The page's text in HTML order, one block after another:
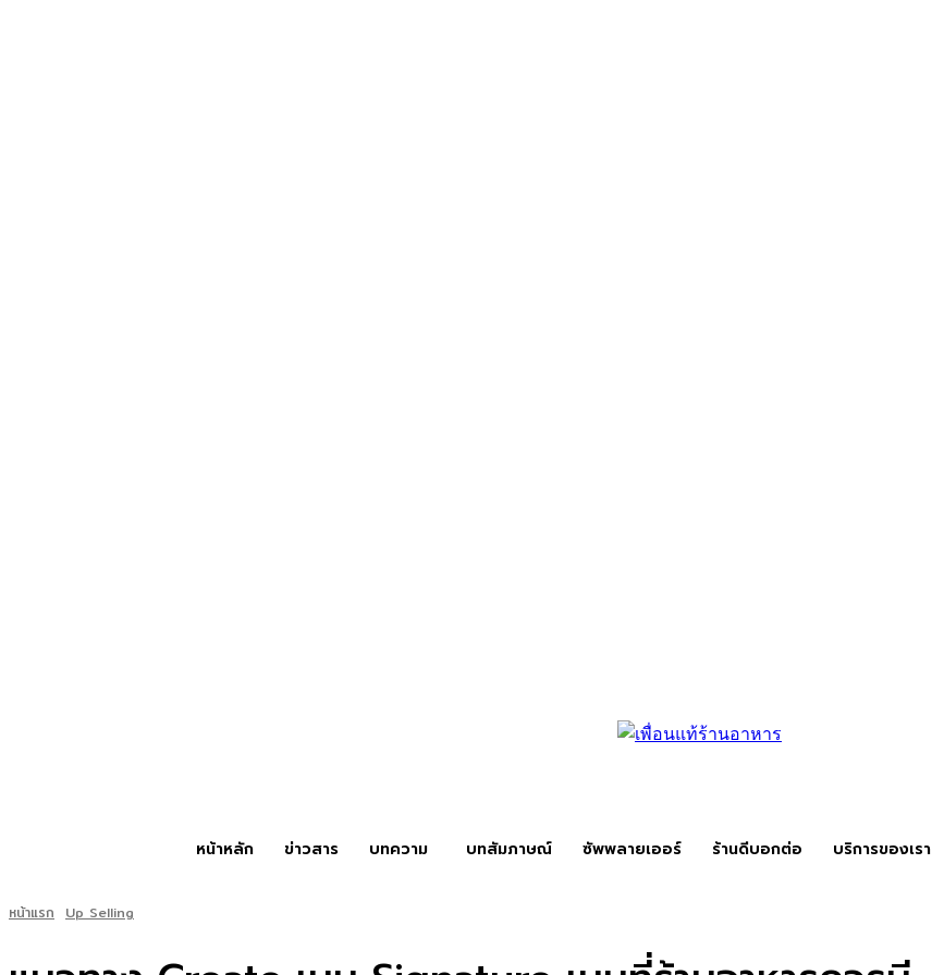
หน้าหลัก ข่าวสาร บทความ บทสัมภาษณ์ ซัพพลายเออร์ ร้านดีบอกต่อ บริการของเรา
หน้าแรก Up Selling